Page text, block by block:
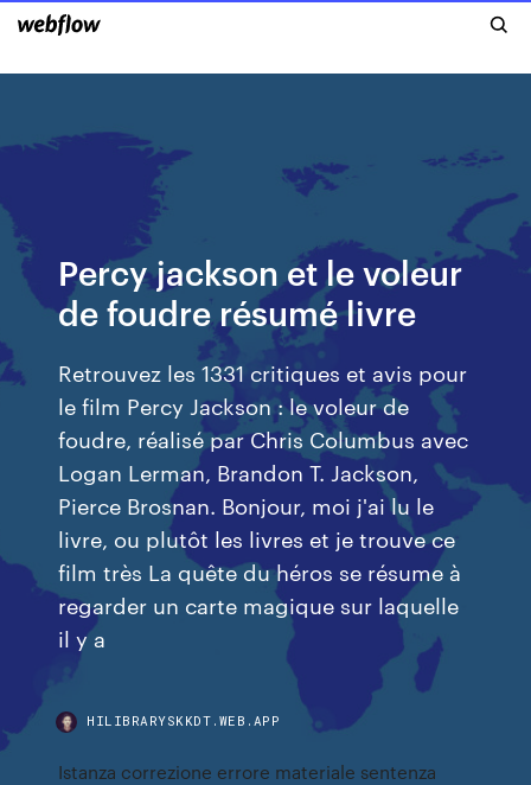
Percy jackson et le voleur
de foudre résumé livre
Retrouvez les 1331 critiques et avis pour
le film Percy Jackson : le voleur de
foudre, réalisé par Chris Columbus avec
Logan Lerman, Brandon T. Jackson,
Pierce Brosnan. Bonjour, moi j'ai lu le
livre, ou plutôt les livres et je trouve ce
film très La quête du héros se résume à
regarder un carte magique sur laquelle
il y a
HILIBRARYSKKDT.WEB.APP
Istanza correzione errore materiale sentenza